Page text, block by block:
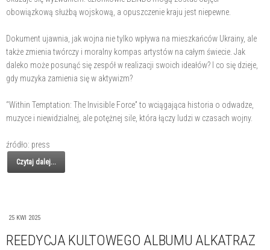
obowiązkową służbą wojskową, a opuszczenie kraju jest niepewne.
Dokument ujawnia, jak wojna nie tylko wpływa na mieszkańców Ukrainy, ale
także zmienia twórczy i moralny kompas artystów na całym świecie. Jak
daleko może posunąć się zespół w realizacji swoich ideałów? I co się dzieje,
gdy muzyka zamienia się w aktywizm?
“Within Temptation: The Invisible Force” to wciągająca historia o odwadze,
muzyce i niewidzialnej, ale potężnej sile, która łączy ludzi w czasach wojny.
źródło: press
Czytaj dalej...
25 KWI 2025
REEDYCJA KULTOWEGO ALBUMU ALKATRAZ